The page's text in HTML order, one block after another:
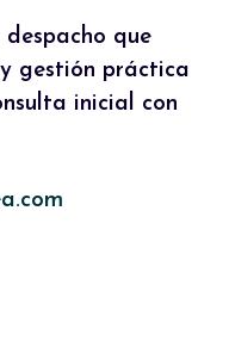
despacho que
gestión práctica
inicial con